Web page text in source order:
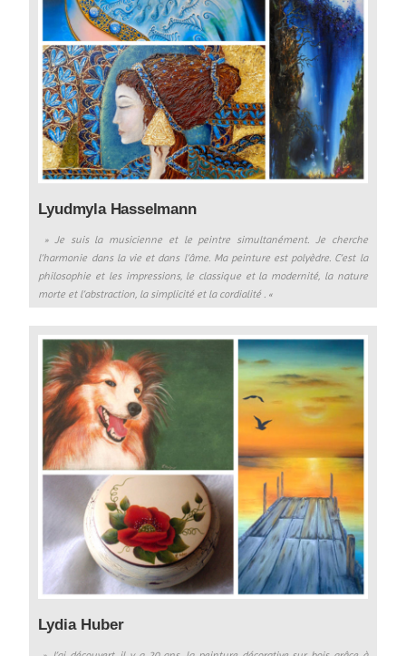
Lyudmyla Hasselmann
» Je suis la musicienne et le peintre simultanément. Je cherche
l’harmonie dans la vie et dans l’âme. Ma peinture est polyèdre. C’est la
philosophie et les impressions, le classique et la modernité, la nature
morte et l’abstraction, la simplicité et la cordialité . «
Lydia Huber